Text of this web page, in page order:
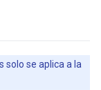
solo se aplica a la